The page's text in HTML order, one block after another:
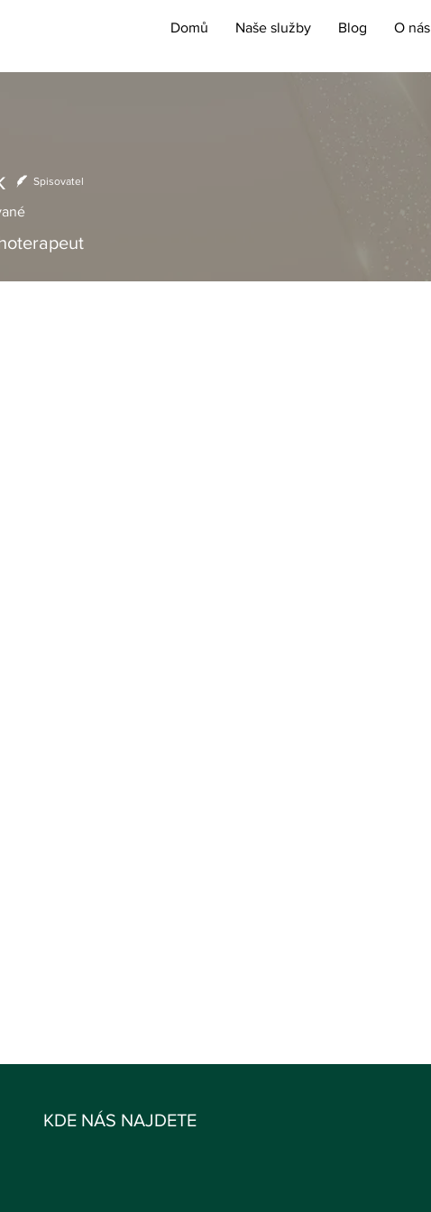
Domů Naše služby Blog O nás
Spisovatel
KDE NÁS NAJDETE